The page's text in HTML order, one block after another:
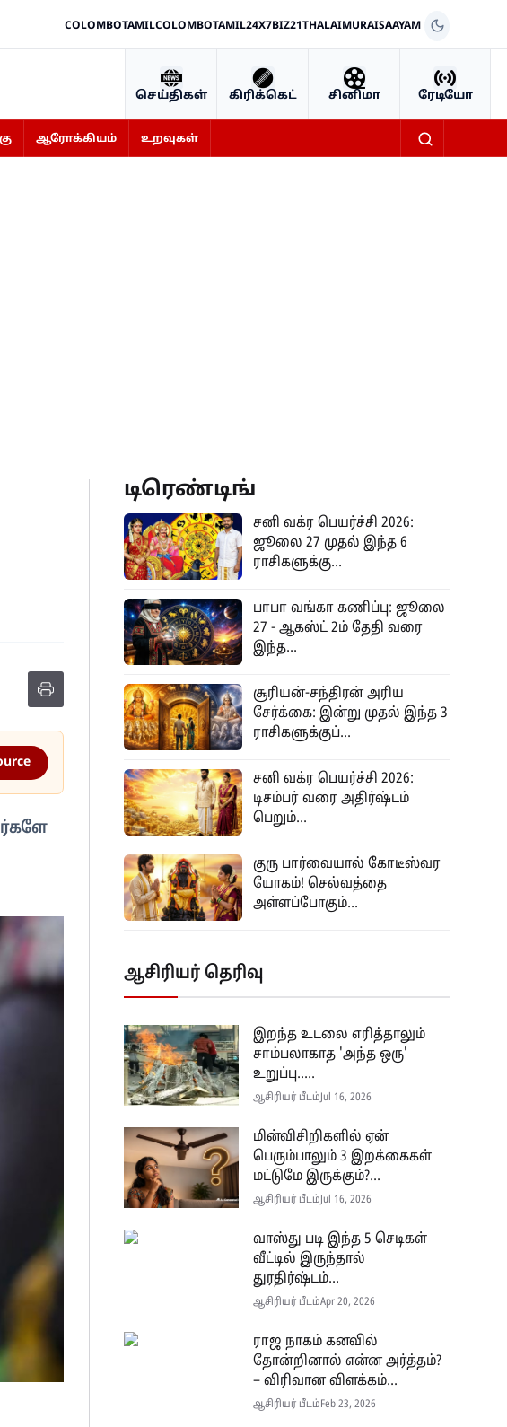
COLOMBOTAMILCOLOMBOTAMIL24X7BIZ21THALAIMURAISAAYAM
செய்திகள் கிரிக்கெட் சினிமா ரேடியோ
ஆரோக்கியம் உறவுகள்
டிரெண்டிங்
சனி வக்ர பெயர்ச்சி 2026:
ஜூலை 27 முதல் இந்த 6
ராசிகளுக்கு...
பாபா வங்கா கணிப்பு: ஜூலை
27 - ஆகஸ்ட் 2ம் தேதி வரை
இந்த...
சூரியன்-சந்திரன் அரிய
சேர்க்கை: இன்று முதல் இந்த 3
ராசிகளுக்குப்...
சனி வக்ர பெயர்ச்சி 2026:
டிசம்பர் வரை அதிர்ஷ்டம்
பெறும்...
குரு பார்வையால் கோடீஸ்வர
யோகம்! செல்வத்தை
அள்ளப்போகும்...
ஆசிரியர் தெரிவு
இறந்த உடலை எரித்தாலும்
சாம்பலாகாத 'அந்த ஒரு'
உறுப்பு.....
ஆசிரியர் பீடம் Jul 16, 2026
மின்விசிறிகளில் ஏன்
பெரும்பாலும் 3 இறக்கைகள்
மட்டுமே இருக்கும்?...
ஆசிரியர் பீடம் Jul 16, 2026
வாஸ்து படி இந்த 5 செடிகள்
வீட்டில் இருந்தால்
துரதிர்ஷ்டம்...
ஆசிரியர் பீடம்Apr 20, 2026
ராஜ நாகம் கனவில்
தோன்றினால் என்ன அர்த்தம்?
– விரிவான விளக்கம்...
ஆசிரியர் பீடம்Feb 23, 2026